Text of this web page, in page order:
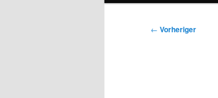
Beitragsnavigation
← Vorheriger